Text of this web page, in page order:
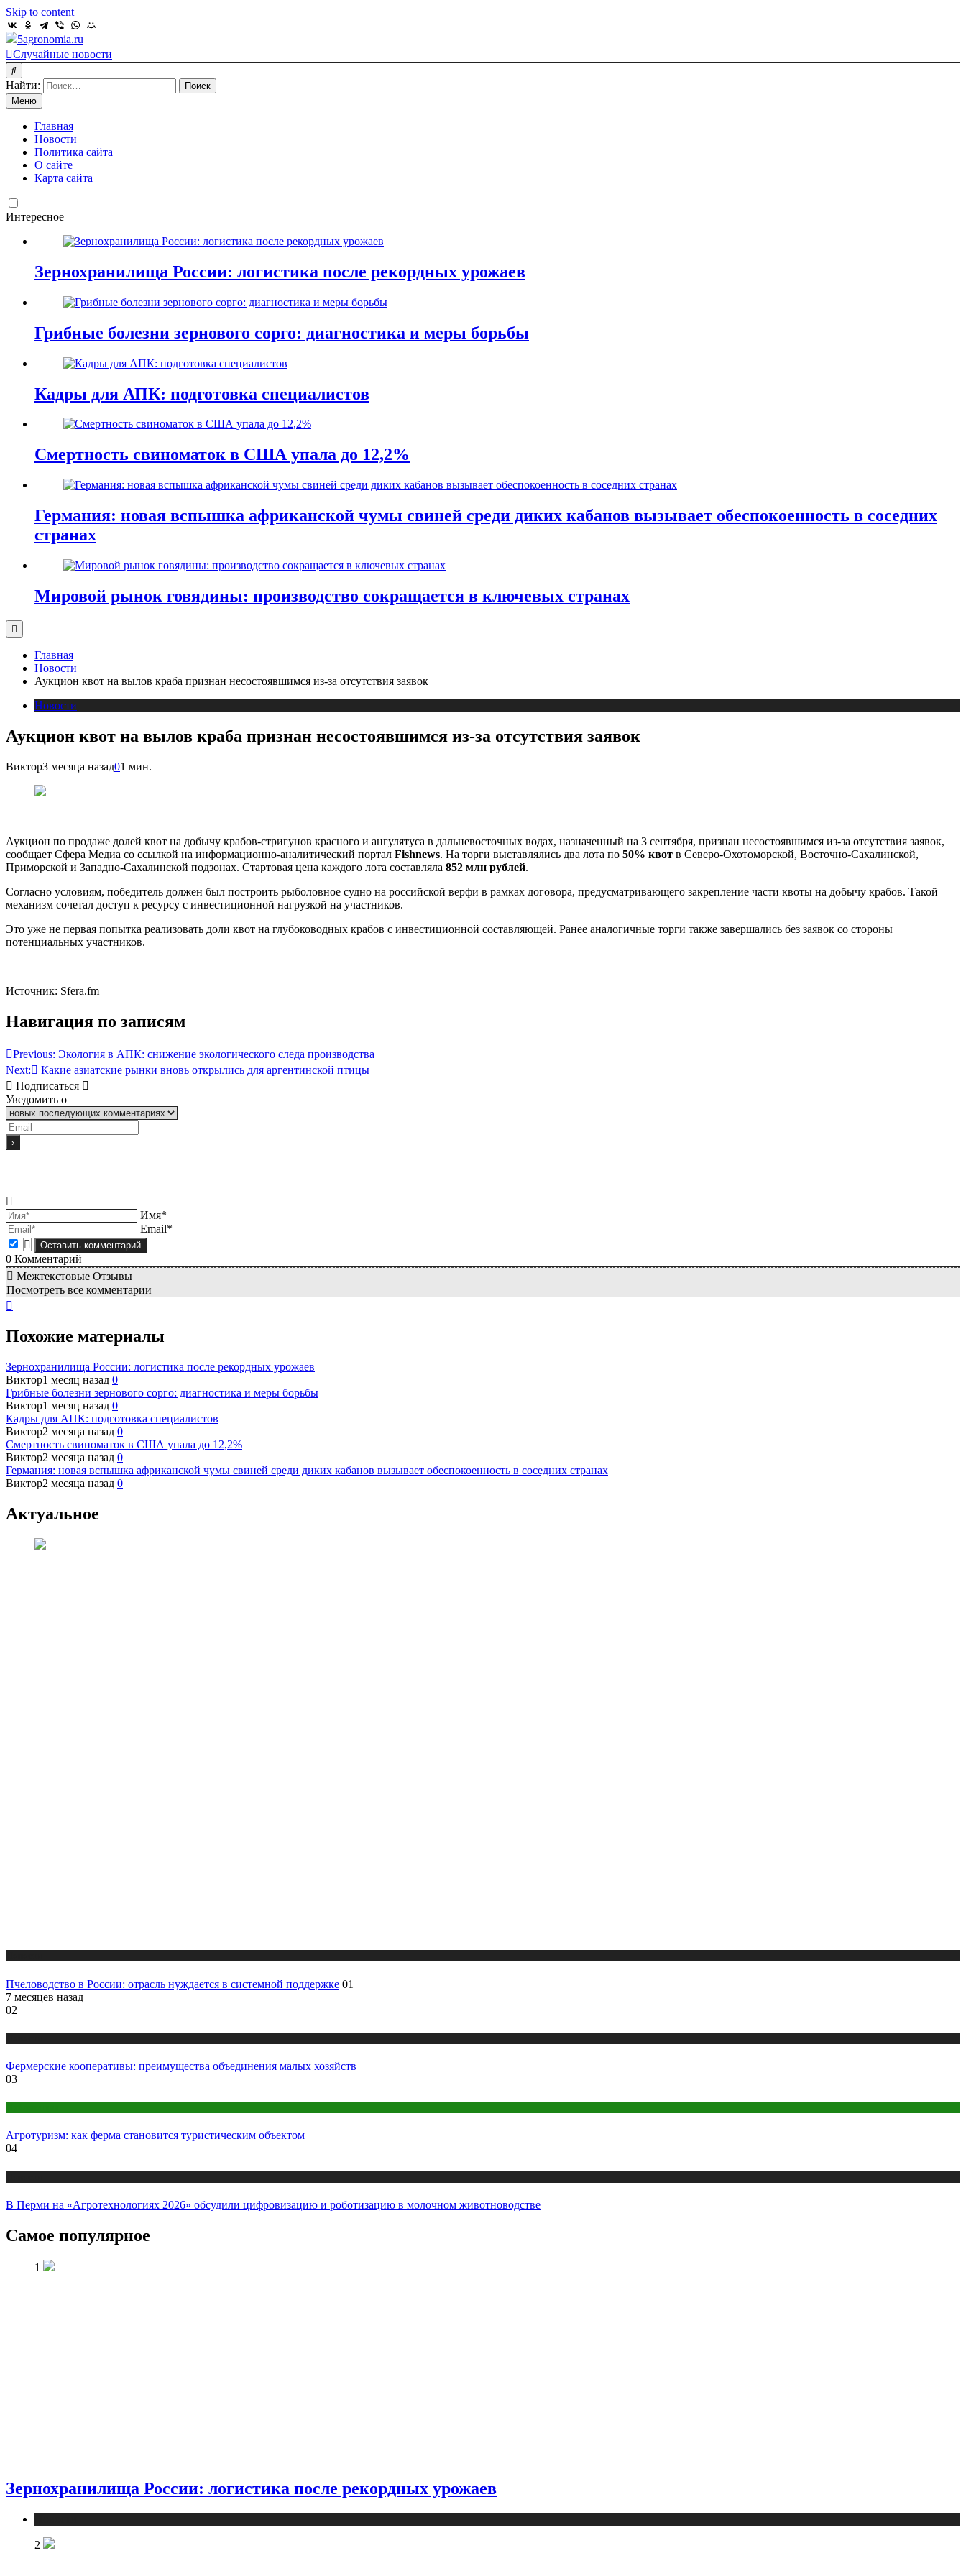
Skip to content
5agronomia.ru
Случайные новости
Найти:
Меню
Главная
Новости
Политика сайта
О сайте
Карта сайта
Интересное
Зернохранилища России: логистика после рекордных урожаев
Грибные болезни зернового сорго: диагностика и меры борьбы
Кадры для АПК: подготовка специалистов
Смертность свиноматок в США упала до 12,2%
Германия: новая вспышка африканской чумы свиней среди диких кабанов вызывает обеспокоенность в соседних
странах
Мировой рынок говядины: производство сокращается в ключевых странах
Главная
Новости
Аукцион квот на вылов краба признан несостоявшимся из-за отсутствия заявок
Новости
Аукцион квот на вылов краба признан несостоявшимся из-за отсутствия заявок
Виктор3 месяца назад01 мин.
Аукцион по продаже долей квот на добычу крабов-стригунов красного и ангулятуса в дальневосточных водах, назначенный на 3 сентября, признан несостоявшимся из-за отсутствия заявок,
сообщает Сфера Медиа со ссылкой на информационно-аналитический портал Fishnews. На торги выставлялись два лота по 50% квот в Северо-Охотоморской, Восточно-Сахалинской,
Приморской и Западно-Сахалинской подзонах. Стартовая цена каждого лота составляла 852 млн рублей.
Согласно условиям, победитель должен был построить рыболовное судно на российской верфи в рамках договора, предусматривающего закрепление части квоты на добычу крабов. Такой
механизм сочетал доступ к ресурсу с инвестиционной нагрузкой на участников.
Это уже не первая попытка реализовать доли квот на глубоководных крабов с инвестиционной составляющей. Ранее аналогичные торги также завершались без заявок со стороны
потенциальных участников.
Источник: Sfera.fm
Навигация по записям
Previous: Экология в АПК: снижение экологического следа производства
Next:
Какие азиатские рынки вновь открылись для аргентинской птицы
Подписаться
Уведомить о
Имя*
Email*
0 Комментарий
Межтекстовые Отзывы
Посмотреть все комментарии
Похожие материалы
Зернохранилища России: логистика после рекордных урожаев
Виктор1 месяц назад 0
Грибные болезни зернового сорго: диагностика и меры борьбы
Виктор1 месяц назад 0
Кадры для АПК: подготовка специалистов
Виктор2 месяца назад 0
Смертность свиноматок в США упала до 12,2%
Виктор2 месяца назад 0
Германия: новая вспышка африканской чумы свиней среди диких кабанов вызывает обеспокоенность в соседних странах
Виктор2 месяца назад 0
Актуальное
Пчеловодство в России: отрасль нуждается в системной поддержке 01
7 месяцев назад
02
Фермерские кооперативы: преимущества объединения малых хозяйств
03
Агротуризм: как ферма становится туристическим объектом
04
В Перми на «Агротехнологиях 2026» обсудили цифровизацию и роботизацию в молочном животноводстве
Самое популярное
1
Зернохранилища России: логистика после рекордных урожаев
2